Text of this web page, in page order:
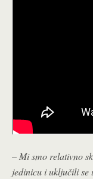
– Mi smo relativno
jedinicu i uključili se